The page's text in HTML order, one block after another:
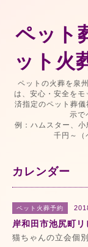
ペット
ット火
ペットの火葬を泉
は、安心・安全を
済指定のペット葬
示で
例：ハムスター、
千円～（
カレンダー
ペット火葬予約
岸和田市池尻町
猫ちゃんの立会個